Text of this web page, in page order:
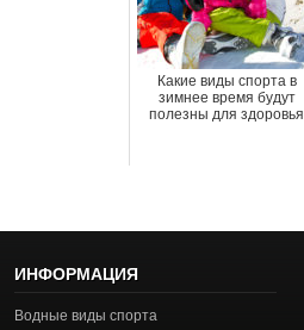
Какие виды спорта в
зимнее время будут
полезны для здоровья
ИНФОРМАЦИЯ
Водные виды спорта